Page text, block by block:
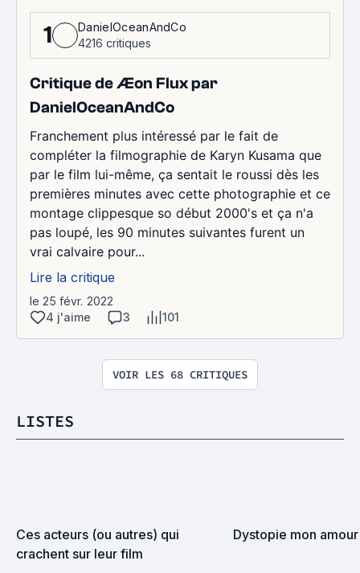
1
DanielOceanAndCo
4216 critiques
Critique de Æon Flux par
DanielOceanAndCo
Franchement plus intéressé par le fait de
compléter la filmographie de Karyn Kusama que
par le film lui-même, ça sentait le roussi dès les
premières minutes avec cette photographie et ce
montage clippesque so début 2000's et ça n'a
pas loupé, les 90 minutes suivantes furent un
vrai calvaire pour...
Lire la critique
le 25 févr. 2022
4 j'aime
3 101
VOIR LES 68 CRITIQUES
LISTES
Ces acteurs (ou autres) qui
crachent sur leur film
Dystopie mon amour